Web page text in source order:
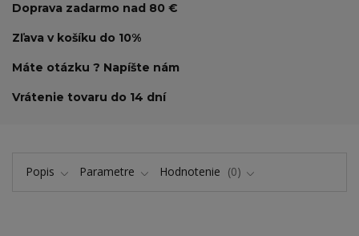
Doprava zadarmo nad 80 €
Zľava v košíku do 10%
Máte otázku ? Napíšte nám
Vrátenie tovaru do 14 dní
Popis Parametre Hodnotenie 0